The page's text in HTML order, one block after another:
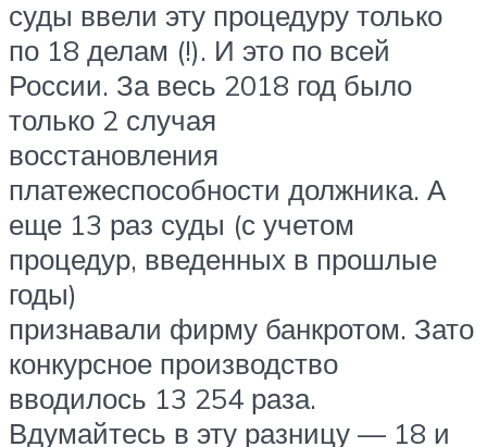
суды ввели эту процедуру только
по 18 делам (!). И это по всей
России. За весь 2018 год было
только 2 случая
восстановления
платежеспособности должника. А
еще 13 раз суды (с учетом
процедур, введенных в прошлые
годы)
признавали фирму банкротом. Зато
конкурсное производство
вводилось 13 254 раза.
Вдумайтесь в эту разницу — 18 и